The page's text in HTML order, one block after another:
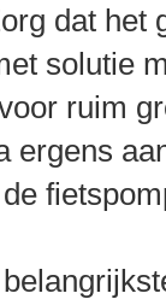
dat het
solutie
ruim
ergens